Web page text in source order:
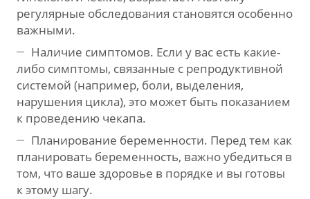
регулярные обследования становятся особенно
важными.
Наличие симптомов. Если у вас есть какие-
либо симптомы, связанные с репродуктивной
системой (например, боли, выделения,
нарушения цикла), это может быть показанием
к проведению чекапа.
Планирование беременности. Перед тем как
планировать беременность, важно убедиться в
том, что ваше здоровье в порядке и вы готовы
к этому шагу.